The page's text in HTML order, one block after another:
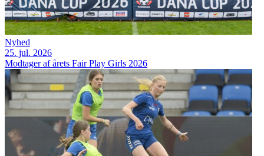
Nyhed
25. jul. 2026
Modtager af årets Fair Play Girls 2026